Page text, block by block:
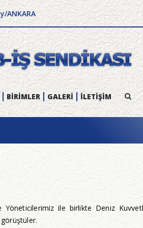
ANKARA
BİRİMLER GALERİ İLETİŞİM
Yöneticilerimiz ile birlikte Deniz